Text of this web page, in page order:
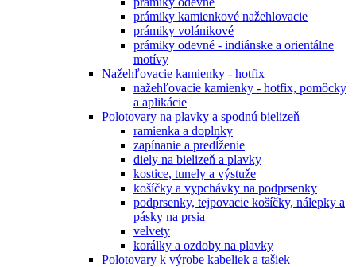
prámiky kamienkové nažehlovacie
prámiky volánikové
prámiky odevné - indiánske a orientálne
motívy
Nažehľovacie kamienky - hotfix
nažehľovacie kamienky - hotfix, pomôcky
a aplikácie
Polotovary na plavky a spodnú bielizeň
ramienka a doplnky
zapínanie a predĺženie
diely na bielizeň a plavky
kostice, tunely a výstuže
košíčky a vypchávky na podprsenky
podprsenky, tejpovacie košíčky, nálepky a
pásky na prsia
velvety
korálky a ozdoby na plavky
Polotovary k výrobe kabeliek a tašiek